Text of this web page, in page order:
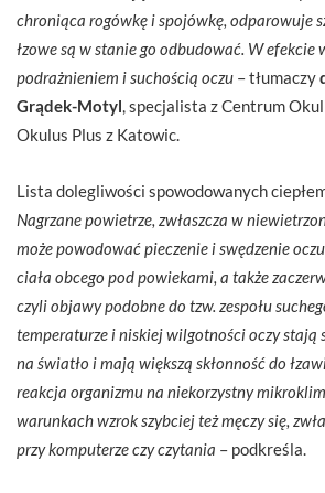
chroniąca rogówkę i spojówkę, odparowuje
łzowe są w stanie go odbudować. W efekcie
podrażnieniem i suchością oczu – tłumaczy
Grądek-Motyl , specjalista z Centrum
Okulus Plus z Katowic.
Lista dolegliwości spowodowanych
Nagrzane powietrze, zwłaszcza w
może powodować pieczenie i swędzenie
ciała obcego pod powiekami, a także
czyli objawy podobne do tzw. zespołu
temperaturze i niskiej wilgotności oczy stają
na światło i mają większą skłonność do
reakcja organizmu na niekorzystny
warunkach wzrok szybciej też męczy się,
przy komputerze czy czytania – podkreśla.